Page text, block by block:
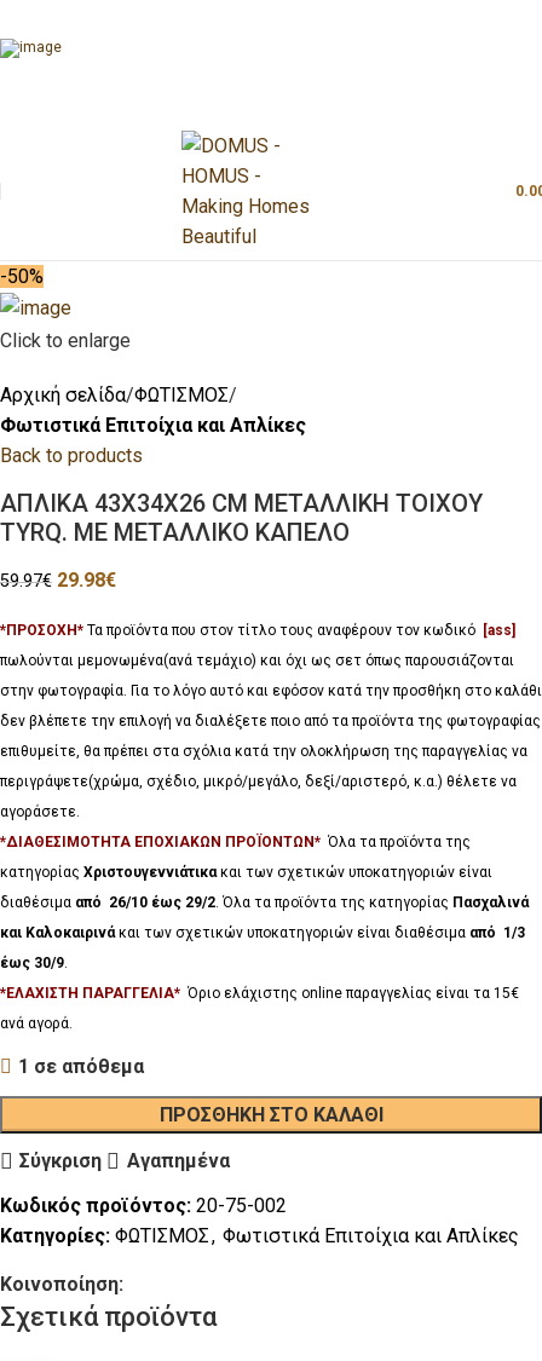
-50%
Click to enlarge
Αρχική σελίδα ΦΩΤΙΣΜΟΣ
Φωτιστικά Επιτοίχια και Απλίκες
Back to products
ΑΠΛΙΚΑ 43X34X26 CM ΜΕΤΑΛΛΙΚΗ ΤΟΙΧΟΥ
TYRQ. ΜΕ ΜΕΤΑΛΛΙΚΟ ΚΑΠΕΛΟ
59.97€ 29.98€
*ΠΡΟΣΟΧΗ* Τα προϊόντα που στον τίτλο τους αναφέρουν τον κωδικό [ass]
πωλούνται μεμονωμένα(ανά τεμάχιο) και όχι ως σετ όπως παρουσιάζονται
στην φωτογραφία. Για το λόγο αυτό και εφόσον κατά την προσθήκη στο καλάθι
δεν βλέπετε την επιλογή να διαλέξετε ποιο από τα προϊόντα της φωτογραφίας
επιθυμείτε, θα πρέπει στα σχόλια κατά την ολοκλήρωση της παραγγελίας να
περιγράψετε(χρώμα, σχέδιο, μικρό/μεγάλο, δεξί/αριστερό, κ.α.) θέλετε να
αγοράσετε.
*ΔΙΑΘΕΣΙΜΟΤΗΤΑ ΕΠΟΧΙΑΚΩΝ ΠΡΟΪΟΝΤΩΝ* Όλα τα προϊόντα της
κατηγορίας Χριστουγεννιάτικακαι των σχετικών υποκατηγοριών είναι
διαθέσιμα από 26/10 έως 29/2 . Όλα τα προϊόντα της κατηγορίας Πασχαλινά
και Καλοκαιρινάκαι των σχετικών υποκατηγοριών είναι διαθέσιμα από 1/3
έως 30/9
*ΕΛΑΧΙΣΤΗ ΠΑΡΑΓΓΕΛΙΑ* Όριο ελάχιστης online παραγγελίας είναι τα 15€
ανά αγορά.
1 σε απόθεμα
ΠΡΟΣΘΉΚΗ ΣΤΟ ΚΑΛΆΘΙ
Σύγκριση
Αγαπημένα
Κωδικός προϊόντος: 20-75-002
Κατηγορίες: ΦΩΤΙΣΜΟΣ, Φωτιστικά Επιτοίχια και Απλίκες
Κοινοποίηση:
Σχετικά προϊόντα